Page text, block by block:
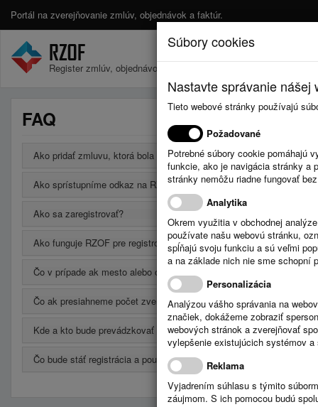
Portál na zverejňovanie zmlúv, objednávok a faktúr.
Register zmlúv, objednávok a faktúr.
FAQ
Ako pridať zmluvu, ktorá bola uzavretá na neurčito?
Ako sprístupníme odkaz na RZOF na vlastnej webovej stránke?
Ako sa zaregistrovať?
Ako funguje RZOF pre registrovaných používateľov?
Čo v prípade ak mesto alebo obec má svoju webovú stránku a chce
Čo ak presiahneme počet zverejnených údajov v bezplatnej verzii?
Kde a kto bude prevádzkovať portál?
Čo bude stáť registrácia a používanie?
Súbory cookies
Nastavte správanie
Tieto webové stránky používajú
Požadované
Potrebné súbory cookie pomáhajú
funkcie, ako je navigácia stránky a
stránky nemôžu riadne fungovať
Analytika
Okrem využitia v obchodnej
používate našu webovú stránku,
spĺňajú svoju funkciu a sú veľmi
a na základe nich nie sme schopní
Personalizácia
Analýzou vášho správania na
značiek, dokážeme zobraziť
webových stránok a zverejňovať
vylepšenie existujúcich systémov
Reklama
Vyjadrením súhlasu s týmito
záujmom. S ich pomocou budú